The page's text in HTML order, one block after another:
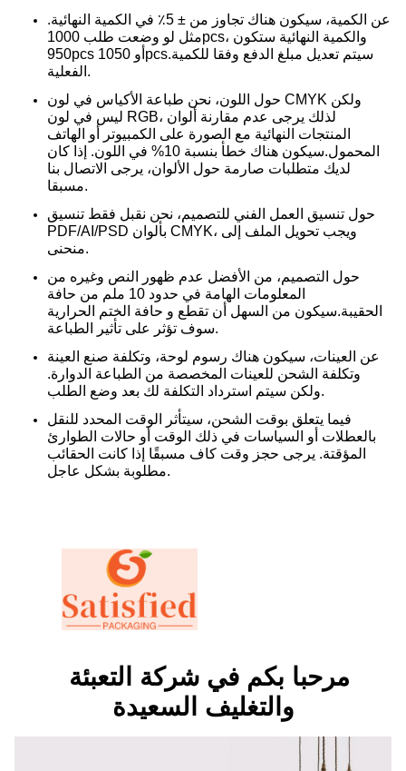
عن الكمية، سيكون هناك تجاوز من ± 5٪ في الكمية النهائية.
مثل لو وضعت طلب 1000pcs، والكمية النهائية ستكون
950pcs أو 1050pcs.سيتم تعديل مبلغ الدفع وفقا للكمية
الفعلية.
حول اللون، نحن طباعة الأكياس في لون CMYK ولكن
ليس في لون RGB، لذلك يرجى عدم مقارنة ألوان
المنتجات النهائية مع الصورة على الكمبيوتر أو الهاتف
المحمول.
سيكون هناك خطأ بنسبة 10% في اللون. إذا كان
لديك متطلبات صارمة حول الألوان، يرجى الاتصال بنا
مسبقا.
حول تنسيق العمل الفني للتصميم، نحن نقبل فقط تنسيق
PDF/AI/PSD بألوان CMYK، ويجب تحويل الملف إلى
منحنى.
حول التصميم، من الأفضل عدم ظهور النص وغيره من
المعلومات الهامة في حدود 10 ملم من حافة
الحقيبة.سيكون من السهل أن تقطع و حافة الختم الحرارية
سوف تؤثر على تأثير الطباعة.
عن العينات، سيكون هناك رسوم لوحة، وتكلفة صنع العينة
وتكلفة الشحن للعينات المخصصة من الطباعة الدوارة.
ولكن سيتم استرداد التكلفة لك بعد وضع الطلب.
فيما يتعلق بوقت الشحن، سيتأثر الوقت المحدد للنقل
بالعطلات أو السياسات في ذلك الوقت أو حالات الطوارئ
المؤقتة. يرجى حجز وقت كاف مسبقًا إذا كانت الحقائب
مطلوبة بشكل عاجل.
مرحبا بكم في شركة التعبئة
والتغليف السعيدة